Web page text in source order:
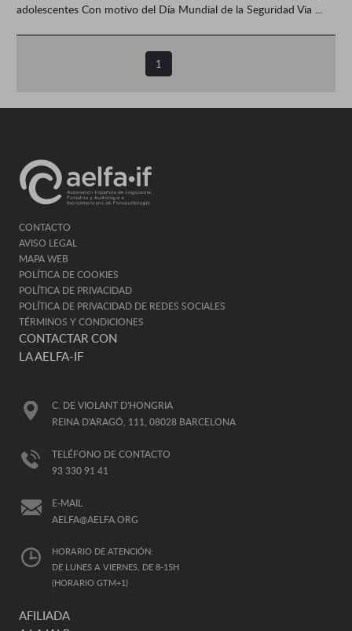
adolescentes Con motivo del Día Mundial de la Seguridad Via ...
1
CONTACTO
AVISO LEGAL
MAPA WEB
POLÍTICA DE COOKIES
POLÍTICA DE PRIVACIDAD
POLÍTICA DE PRIVACIDAD DE REDES SOCIALES
TÉRMINOS Y CONDICIONES
CONTACTAR CON
LA AELFA-IF
C. DE VIOLANT D'HONGRIA
REINA D'ARAGÓ, 111, 08028 BARCELONA
TELÉFONO DE CONTACTO
93 330 91 41
E-MAIL
AELFA@AELFA.ORG
HORARIO DE ATENCIÓN:
DE LUNES A VIERNES, DE 8-15H
(HORARIO GTM+1)
AFILIADA